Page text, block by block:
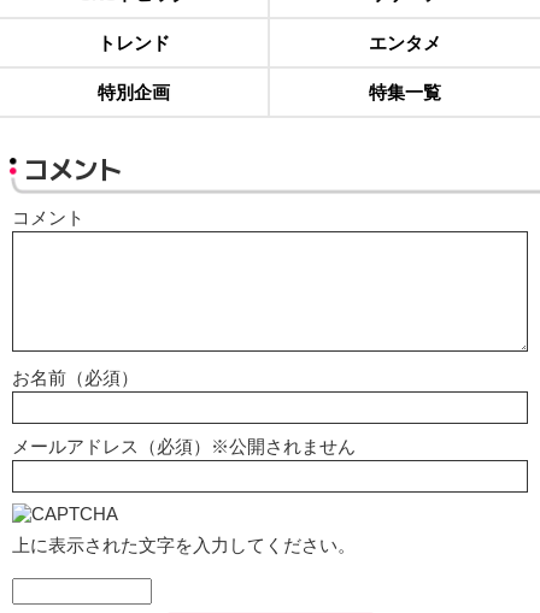
トレンド エンタメ
特別企画 特集一覧
コメント
コメント
お名前（必須）
メールアドレス（必須）※公開されません
上に表示された文字を入力してください。